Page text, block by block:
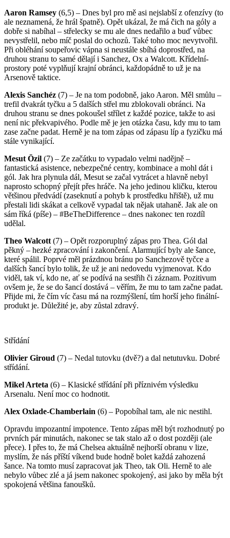
Aaron Ramsey (6,5) – Dnes byl pro mě asi nejslabší­ z ofenzí­vy (to
ale neznamená, že hrál špatně). Opět ukázal, že má čich na góly a
dobře si nabí­hal – střelecky se mu ale dnes nedařilo a buď vůbec
nevystřelil, nebo mí­č poslal do ochozů. Také toho moc nevytvořil.
Při obléhání­ soupeřovic vápna si neustále sbí­há doprostřed, na
druhou stranu to samé dělají­ i Sanchez, Ox a Walcott. Kří­delní­
prostory poté vyplňují­ krajní­ obránci, každopádně to už je na
Arsenově taktice.
Alexis Sanchéz (7) – Je na tom podobně, jako Aaron. Měl smůlu –
trefil dvakrát tyčku a 5 další­ch střel mu zblokovali obránci. Na
druhou stranu se dnes pokoušel stří­let z každé pozice, takže to asi
není­ nic překvapivého. Podle mě je jen otázka času, kdy mu to tam
zase začne padat. Herně je na tom zápas od zápasu lí­p a fyzičku má
stále vynikají­cí­.
Mesut Özil (7) – Ze začátku to vypadalo velmi nadějně –
fantastická asistence, nebezpečné centry, kombinace a mohl dát i
gól. Jak hra plynula dál, Mesut se začal vytrácet a hlavně nebyl
naprosto schopný přejí­t přes hráče. Na jeho jedinou kličku, kterou
většinou předvádí­ (zaseknutí­ a pohyb k prostředku hřiště), už mu
přestali lidi skákat a celkově vypadal tak nějak utahaně. Jak ale on
sám ří­ká (pí­še) – #BeTheDifference – dnes nakonec ten rozdí­l
udělal.
Theo Walcott (7) – Opět rozporuplný zápas pro Thea. Gól dal
pěkný – hezké zpracování­ i zakončení­. Alarmují­cí­ byly ale šance,
které spálil. Poprvé měl prázdnou bránu po Sanchezově tyčce a
další­ch šancí­ bylo tolik, že už je ani nedovedu vyjmenovat. Kdo
viděl, tak ví­, kdo ne, ať se podí­vá na sestřih či záznam. Pozitivum
ovšem je, že se do šancí­ dostává – věří­m, že mu to tam začne padat.
Přijde mi, že čí­m ví­c času má na rozmýšlení­, tí­m horší­ jeho finální­
produkt je. Důležité je, aby zůstal zdravý.
Stří­dání­
Olivier Giroud (7) – Nedal tutovku (dvě?) a dal netutuvku. Dobré
stří­dání­.
Mikel Arteta (6) – Klasické stří­dání­ při pří­znivém výsledku
Arsenalu. Není­ moc co hodnotit.
Alex Oxlade-Chamberlain (6) – Popobí­hal tam, ale nic nestihl.
Opravdu impozantní­ impotence. Tento zápas měl být rozhodnutý po
první­ch pár minutách, nakonec se tak stalo až o dost později (ale
přece). I přes to, že má Chelsea aktuálně nejhorší­ obranu v lize,
myslí­m, že nás pří­ští­ ví­kend bude hodně bolet každá zahozená
šance. Na tomto musí­ zapracovat jak Theo, tak Oli. Herně to ale
nebylo vůbec zlé a já jsem nakonec spokojený, asi jako by měla být
spokojená většina fanoušků.